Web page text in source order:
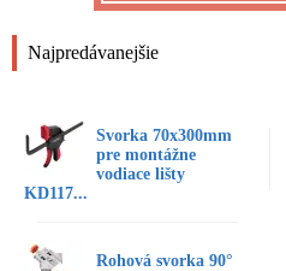
Najpredávanejšie
Svorka 70x300mm
pre montážne
vodiace lišty
KD117...
Rohová svorka 90°